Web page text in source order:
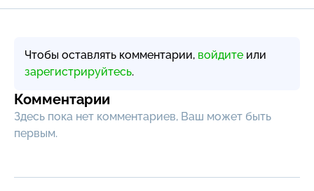
Чтобы оставлять комментарии, войдите или
зарегистрируйтесь.
Комментарии
Здесь пока нет комментариев, Ваш может быть
первым.